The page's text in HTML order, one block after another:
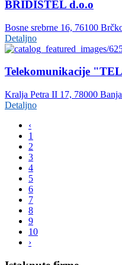
BRIDISTEL d.o.o
Bosne srebrne 16, 76100
Detaljno
Telekomunikacije
Kralja Petra II 17, 78000
Detaljno
‹
1
2
3
4
5
6
7
8
9
10
›